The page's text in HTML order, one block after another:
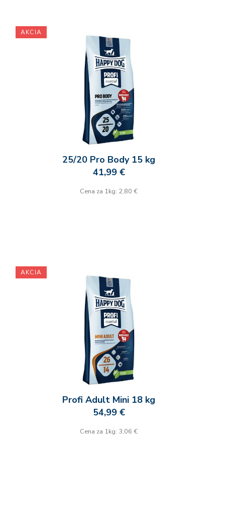
25/20 Pro Body 15 kg
41,99 €
Cena za 1kg: 2,80 €
AKCIA
Profi Adult Mini 18 kg
54,99 €
Cena za 1kg: 3,06 €
AKCIA